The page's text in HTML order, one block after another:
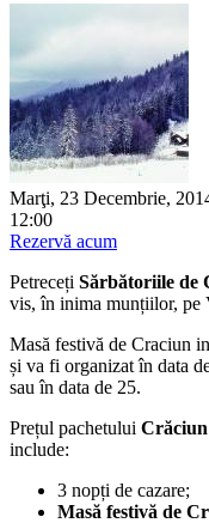
Marţi, 23 Decembrie,
12:00
Rezervă acum
Petreceți Sărbătoriile de
vis, în inima munțiilor, pe
Masă festivă de Craciun
și va fi organizat în data
sau în data de 25.
Prețul pachetului Crăciun
include:
3 nopți de cazare;
Masă festivă de